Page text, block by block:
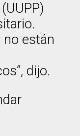
están
dijo.